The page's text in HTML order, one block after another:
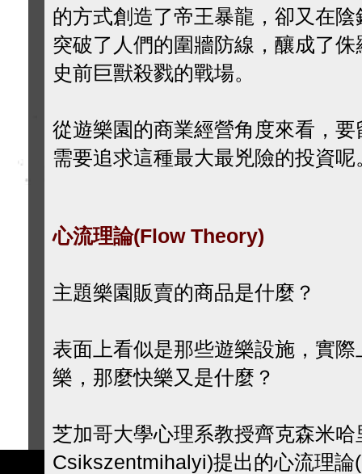
的方式創造了帝王暴龍，卻又在
突破了人們的圍牆防線，釀成了
史前巨獸殺戮的戰場。
從遊樂園的商業經營角度來看，
需要追求這種最大最兇險的投資呢
心流理論(Flow Theory)
主題樂園販賣的商品是什麼？
表面上看似是那些遊樂設施，實
樂，那麼快樂又是什麼？
芝加哥大學心理系教授齊克森米
Csikszentmihalyi)提出的心流理